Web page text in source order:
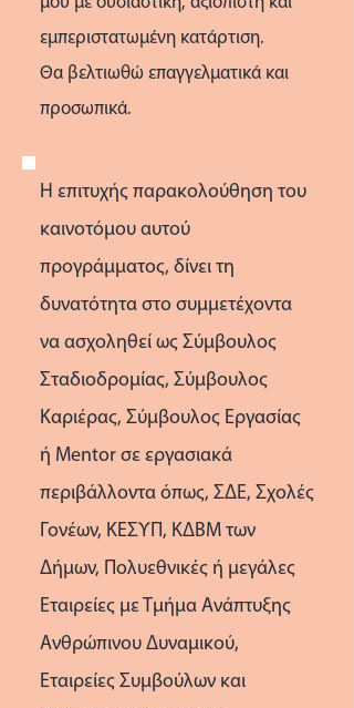
εμπεριστατωμένη κατάρτιση.
Θα βελτιωθώ επαγγελματικά και
προσωπικά.
Η επιτυχής παρακολούθηση του
καινοτόμου αυτού
προγράμματος, δίνει τη
δυνατότητα στο συμμετέχοντα
να ασχοληθεί ως Σύμβουλος
Σταδιοδρομίας, Σύμβουλος
Καριέρας, Σύμβουλος Εργασίας
ή Mentor σε εργασιακά
περιβάλλοντα όπως, ΣΔΕ, Σχολές
Γονέων, ΚΕΣΥΠ, ΚΔΒΜ των
Δήμων, Πολυεθνικές ή μεγάλες
Eταιρείες με Τμήμα Ανάπτυξης
Ανθρώπινου Δυναμικού,
Εταιρείες Συμβούλων και